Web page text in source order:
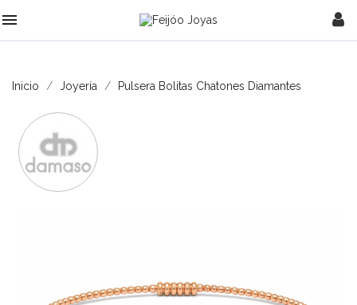

Inicio Joyería Pulsera Bolitas Chatones Diamantes